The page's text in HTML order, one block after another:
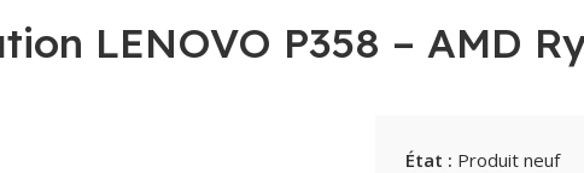
LENOVO P358 – AMD
État : Produit neuf